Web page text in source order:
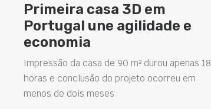
Primeira casa 3D em
Portugal une agilidade e
economia
Impressão da casa de 90 m² durou apenas 18
horas e conclusão do projeto ocorreu em
menos de dois meses